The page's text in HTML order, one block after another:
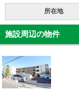
所在地
施設周辺の物件